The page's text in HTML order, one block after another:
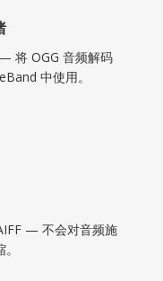
将 OGG 音频解码
中使用。
— 不会对音频施